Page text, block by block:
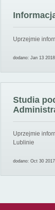
Uprzejmie
dodano: Jan 13 2018
Studia
Uprzejmie
Lublinie
dodano: Oct 30 2017